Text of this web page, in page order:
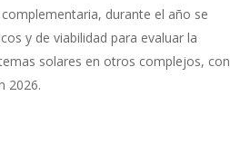
durante el año se
y de viabilidad para evaluar la
solares en otros complejos, con
2026.